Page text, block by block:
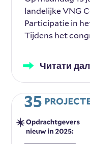
landelijke VNG
Participatie in
Tijdens het
Читати